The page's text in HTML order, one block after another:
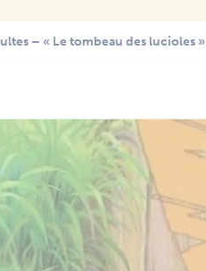
– « Le tombeau des lucioles »